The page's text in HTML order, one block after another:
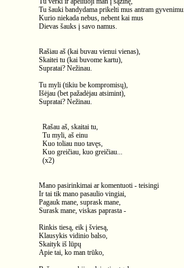
Tu šauki bandydama prikelti mus antram
Kurio niekada nebus, nebent kai mus
Dievas šauks į savo namus.
Rašiau aš (kai buvau vienui vienas),
Skaitei tu (kai buvome kartu),
Supratai? Nežinau.
Tu myli (tikiu be kompromisų),
Išėjau (bet pažadėjau atsimint),
Supratai? Nežinau.
Rašau aš, skaitai tu,
Tu myli, aš einu
Kuo toliau nuo tavęs,
Kuo greičiau, kuo greičiau...
(x2)
Mano pasirinkimai ar komentuoti - teisingi
Ir tai tik mano pasaulio vingiai,
Pagauk mane, suprask mane,
Surask mane, viskas paprasta -
Rinkis tiesą, eik į šviesą,
Klausykis vidinio balso,
Skaityk iš lūpų
Apie tai, ko man trūko,